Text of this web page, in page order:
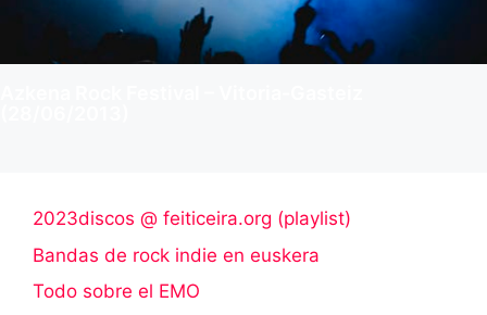
2023discos @ feiticeira.org (playlist)
Bandas de rock indie en euskera
Todo sobre el EMO